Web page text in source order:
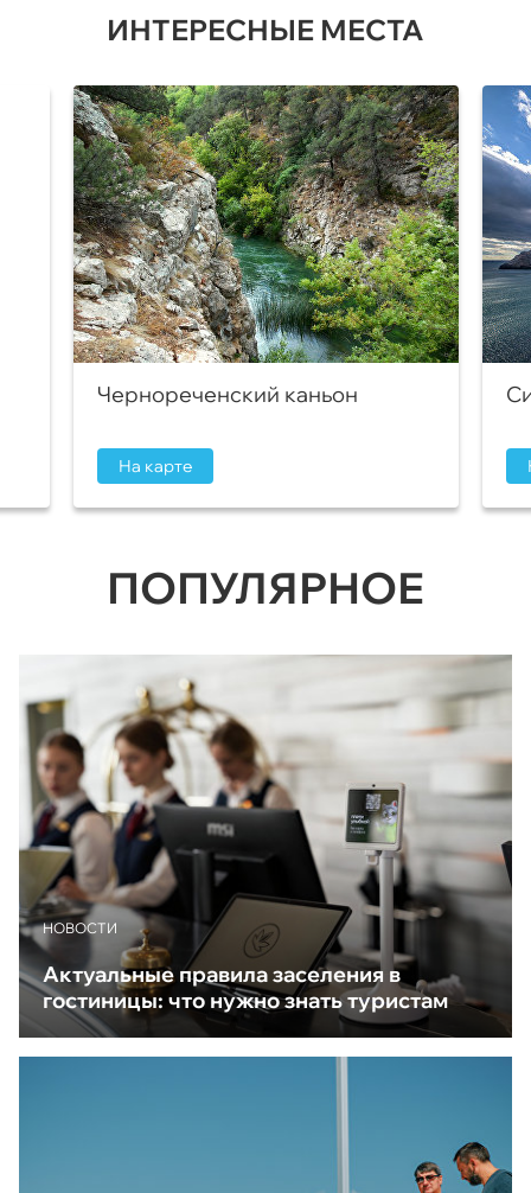
ИНТЕРЕСНЫЕ МЕСТА
Чернореченский каньон
На карте
ПОПУЛЯРНОЕ
НОВОСТИ
Актуальные правила заселения в
гостиницы: что нужно знать туристам